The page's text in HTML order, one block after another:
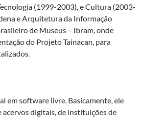
(1999-2003), e Cultura (2003-
e Arquitetura da Informação
de Museus – Ibram, onde
do Projeto Tainacan, para
em software livre. Basicamente, ele
digitais, de instituições de